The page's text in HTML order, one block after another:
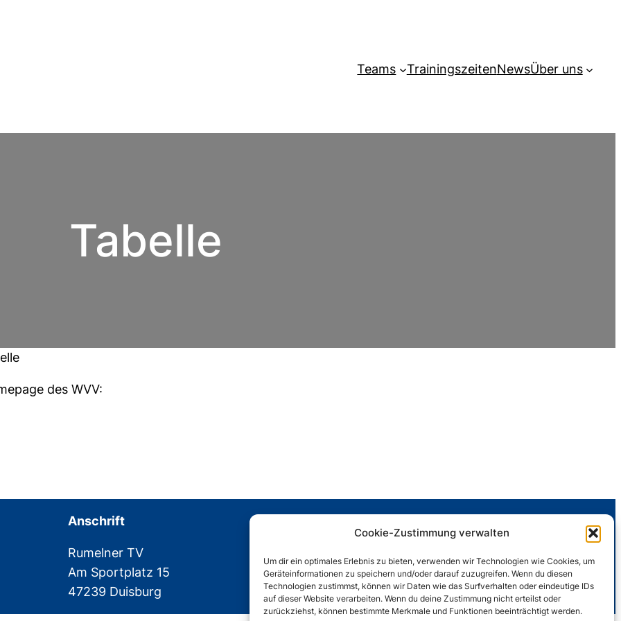
Cookie-Zustimmung verwalten
Um dir ein optimales Erlebnis zu bieten, verwenden wir Technologien wie Cookies, um
Geräteinformationen zu speichern und/oder darauf zuzugreifen. Wenn du diesen
Technologien zustimmst, können wir Daten wie das Surfverhalten oder eindeutige IDs
auf dieser Website verarbeiten. Wenn du deine Zustimmung nicht erteilst oder
zurückziehst, können bestimmte Merkmale und Funktionen beeinträchtigt werden.
Teams TrainingszeitenNewsÜber uns
Tabelle
des WVV:
Anschrift
Rumelner TV
Am Sportplatz 15
47239 Duisburg
Datenschutzerklärung
Cookie-Richtlinie (EU)